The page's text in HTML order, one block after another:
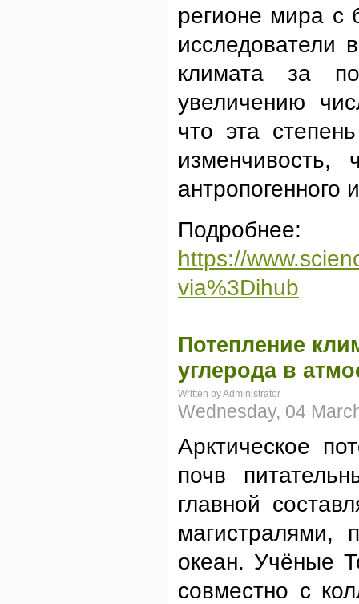
регионе мира с
исследователи
климата за
увеличению
что эта
изменчивость,
антропогенного
Подробнее:
https://
via%3Dihub
Потепление
углерода в
Written by Administrator
Wednesday, 04
Арктическое
почв
главной
магистралями,
океан. Учёные
совместно с